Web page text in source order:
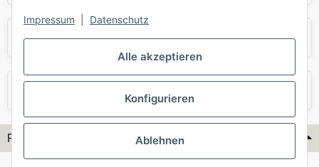
Alle akzeptieren
Konfigurieren
Ablehnen
Impressum Datenschutz
Skoda Smart
Flex-Hydraulik...